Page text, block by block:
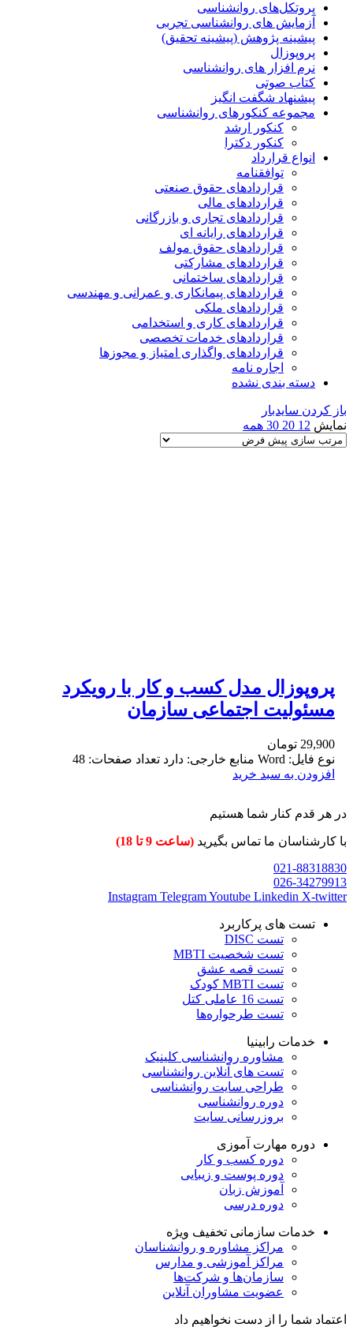
پروتکل‌های روانشناسی
آزمایش های روانشناسی تجربی
پیشینه پژوهش (پیشینه تحقیق)
پروپوزال
نرم افزار های روانشناسی
کتاب صوتی
پیشنهاد شگفت انگیز
مجموعه کنکورهای روانشناسی
کنکور ارشد
کنکور دکترا
انواع قرارداد
توافقنامه
قراردادهای حقوق صنعتی
قراردادهای مالی
قراردادهای تجاری و بازرگانی
قراردادهای رایانه ای
قراردادهای حقوق مولف
قراردادهای مشارکتی
قراردادهای ساختمانی
قراردادهای پیمانکاری و عمرانی و مهندسی
قراردادهای ملکی
قراردادهای کاری و استخدامی
قراردادهای خدمات تخصصی
قراردادهای واگذاری امتیاز و مجوزها
اجاره نامه
دسته بندی نشده
باز کردن سایدبار
نمایش 12
20
30 همه
پروپوزال مدل کسب و کار با رویکرد
مسئولیت اجتماعی سازمان
29,900 تومان
نوع فایل: Word منابع خارجی: دارد تعداد صفحات: 48
افزودن به سبد خرید
در هر قدم کنار شما هستیم
با کارشناسان ما تماس بگیرید (ساعت 9 تا 18)
021-88318830
026-34279913
Instagram TelegramYoutube Linkedin X-twitter
تست های پرکاربرد
تست DISC
تست شخصیت MBTI
تست قصه عشق
تست MBTI کودک
تست 16 عاملی کتل
تست طرحواره‌ها
خدمات رابینیا
مشاوره روانشناسی کلینیک
تست های آنلاین روانشناسی
طراحی سایت روانشناسی
دوره روانشناسی
بروزرسانی سایت
دوره مهارت آموزی
دوره کسب و کار
دوره پوست و زیبایی
آموزش زبان
دوره درسی
خدمات سازمانی تخفیف ویژه
مراکز مشاوره و روانشناسان
مراکز آموزشی و مدارس
سازمان‌ها و شرکت‌ها
عضویت مشاوران آنلاین
اعتماد شما را از دست نخواهیم داد